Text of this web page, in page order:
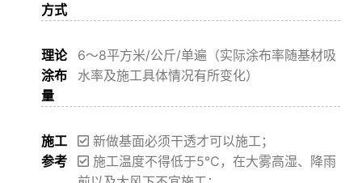
方式
理论
涂布
量
6～8平方米/公斤/单遍（实际涂布率随基材吸
水率及施工具体情况有所变化）
施工
参考
新做基面必须干透才可以施工；
施工温度不得低于5℃，在大雾高湿、降雨